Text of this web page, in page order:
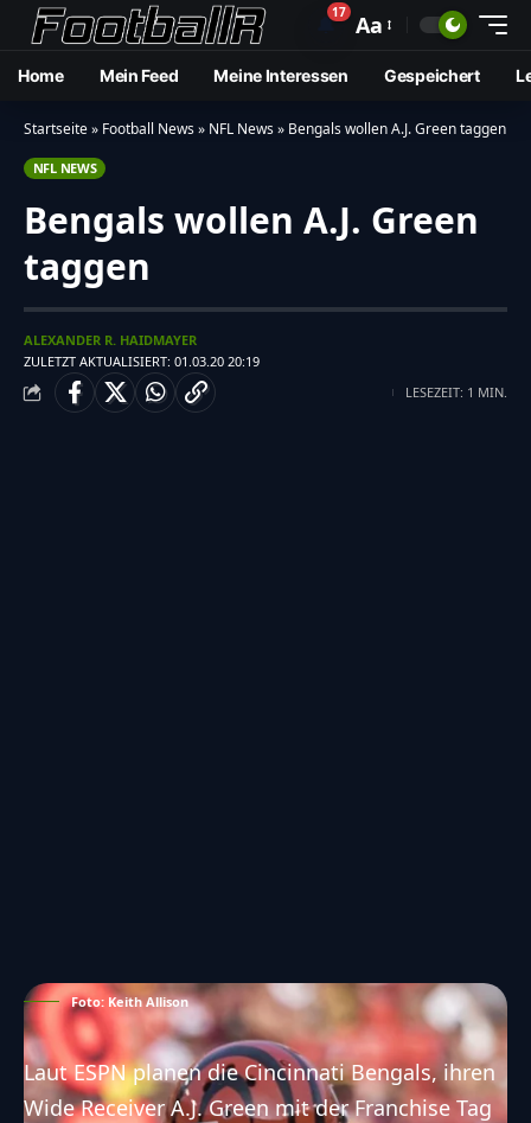
🔔17 Aa
Home Mein Feed Meine Interessen Gespeichert
Startseite» Football News» NFL News» Bengals wollen A.J. Green taggen
NFL NEWS
Bengals wollen A.J. Green
taggen
ZULETZT AKTUALISIERT: 01.03.20 20:19
ALEXANDER R. HAIDMAYER
LESEZEIT: 1 MIN.
Foto: Keith Allison
Laut ESPN planen die Cincinnati Bengals, ihren
Wide Receiver A.J. Green mit der Franchise Tag